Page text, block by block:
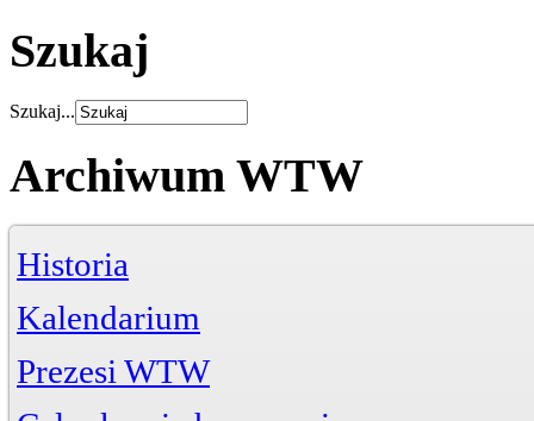
Szukaj
Szukaj...
Archiwum WTW
Historia
Kalendarium
Prezesi WTW